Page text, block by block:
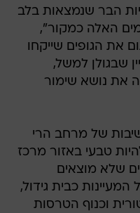
הבר שנמצאות בלב
האלה כמקור",
את הגופים שייקחו
שבגולן למשל,
את נושא שימור
של מרחב הרי
טבעי באזור מרכז
שלא מוצאים
כבית גידול,
וכנוף הטרסות